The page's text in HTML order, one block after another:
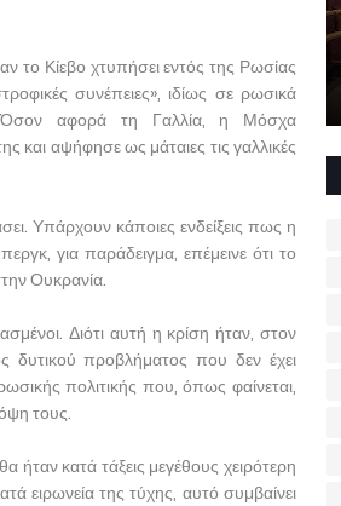
το Κίεβο χτυπήσει εντός της Ρωσίας
συνέπειες», ιδίως σε ρωσικά
Όσον αφορά τη Γαλλία, η Μόσχα
και αψήφησε ως μάταιες τις γαλλικές
Υπάρχουν κάποιες ενδείξεις πως η
για παράδειγμα, επέμεινε ότι το
Ουκρανία.
Διότι αυτή η κρίση ήταν, στον
προβλήματος που δεν έχει
πολιτικής που, όπως φαίνεται,
τους.
ήταν κατά τάξεις μεγέθους χειρότερη
ειρωνεία της τύχης, αυτό συμβαίνει